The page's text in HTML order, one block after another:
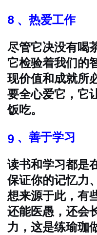
8 、热爱工作
尽管它决没有喝
它检验着我们的
现价值和成就所
要全心爱它，它
饭吃。
9 、善于学习
读书和学习都是
保证你的记忆力
想来源于此，有
还能医愚，还会
力，这是练瑜珈